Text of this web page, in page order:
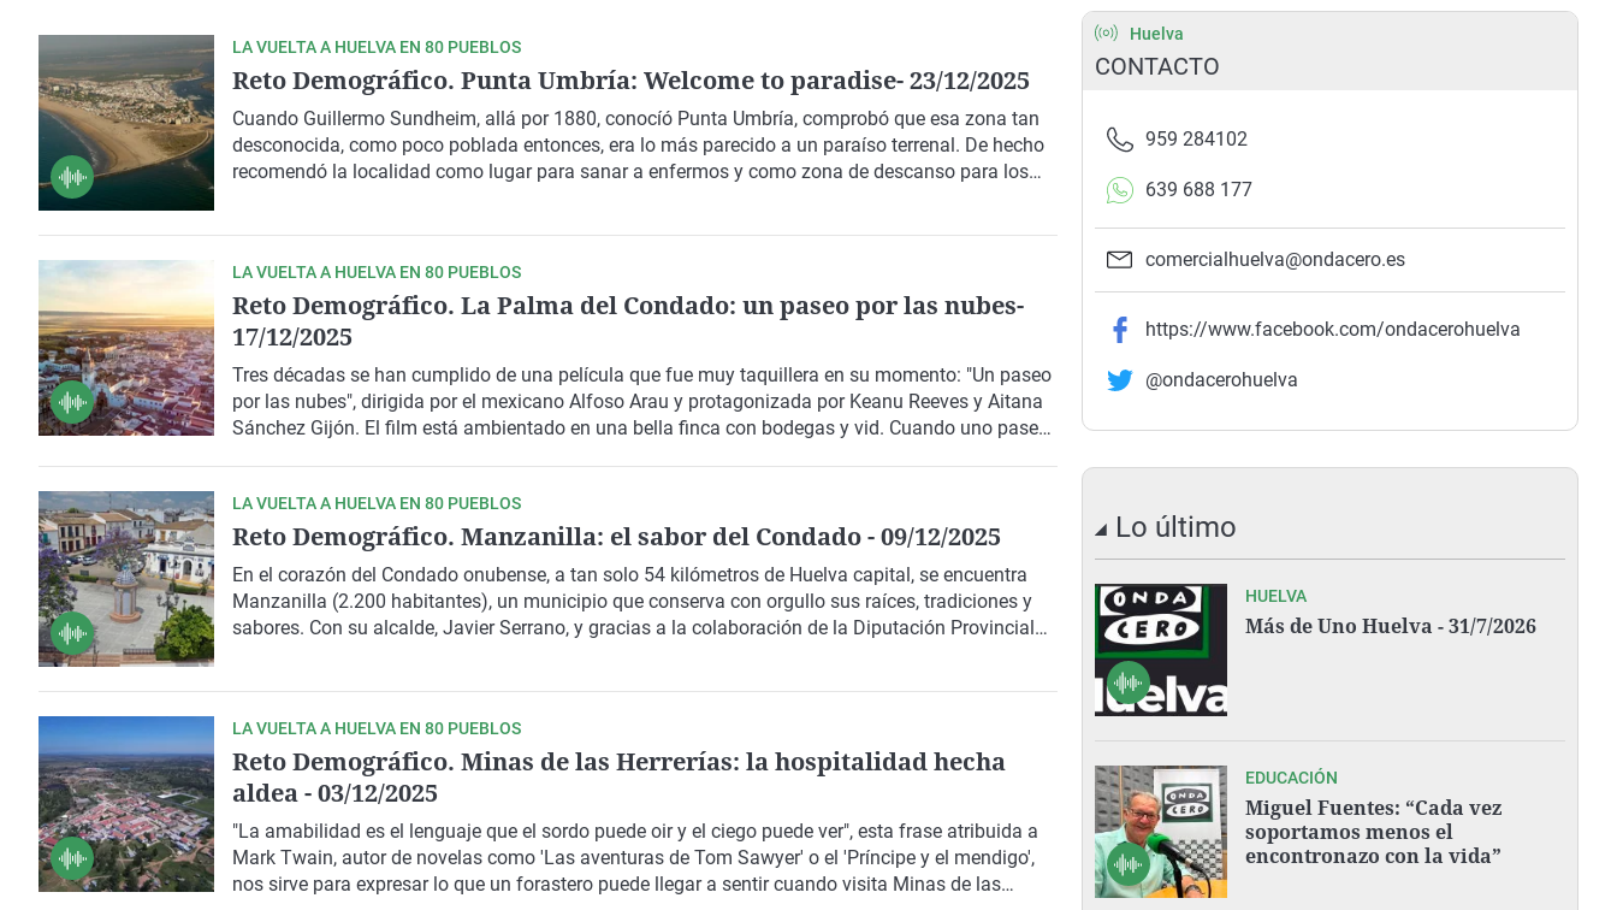
Gente viajera
Como el perro y el
gato
Retornados
Equipo de investigación
Operación Viuda
Negra
Galicia
La Rioja
Navarra
País Vasco
Elecciones
LA VUELTA A HUELVA EN 80 PUEBLOS
Reto Demográfico. Punta Umbría: Welcome to paradise- 23/12/2025
Cuando Guillermo Sundheim, allá por 1880, conocíó Punta Umbría, comprobó que esa zona tan
desconocida, como poco poblada entonces, era lo más parecido a un paraíso terrenal. De hecho
recomendó la localidad como lugar para sanar a enfermos y como zona de descanso para los
LA VUELTA A HUELVA EN 80 PUEBLOS
Reto Demográfico. La Palma del Condado: un paseo por las nubes-
17/12/2025
Tres décadas se han cumplido de una película que fue muy taquillera en su momento: "Un paseo
por las nubes", dirigida por el mexicano Alfoso Arau y protagonizada por Keanu Reeves y Aitana
Sánchez Gijón. El film está ambientado en una bella finca con bodegas y vid. Cuando uno pasea
conversamos sobre el pasado, presente y futuro de esta localidad enclavada en la comarca que
lleva su nombre.
LA VUELTA A HUELVA EN 80 PUEBLOS
Reto Demográfico. Manzanilla: el sabor del Condado - 09/12/2025
En el corazón del Condado onubense, a tan solo 54 kilómetros de Huelva capital, se encuentra
Manzanilla (2.200 habitantes), un municipio que conserva con orgullo sus raíces, tradiciones y
sabores. Con su alcalde, Javier Serrano, y gracias a la colaboración de la Diputación Provincial
LA VUELTA A HUELVA EN 80 PUEBLOS
Reto Demográfico. Minas de las Herrerías: la hospitalidad hecha
aldea - 03/12/2025
"La amabilidad es el lenguaje que el sordo puede oir y el ciego puede ver", esta frase atribuida a
Mark Twain, autor de novelas como 'Las aventuras de Tom Sawyer' o el 'Príncipe y el mendigo',
nos sirve para expresar lo que un forastero puede llegar a sentir cuando visita Minas de las
Huelva
CONTACTO
959 284102
639 688 177
comercialhuelva@ondacero.es
https://www.facebook.com/ondacerohuelva
@ondacerohuelva
Lo último
HUELVA
Más de Uno Huelva - 31/7/2026
EDUCACIÓN
Miguel Fuentes: “Cada vez
soportamos menos el
encontronazo con la vida”